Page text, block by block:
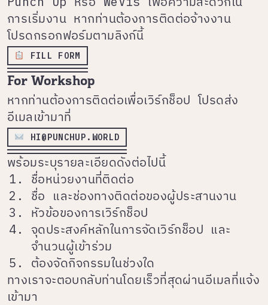
การเริ่มงาน หากท่านต้องการติดต่อจ้างงาน
โปรดกรอกฟอร์มตามลิงก์นี้
FILL FORM
For Workshop
หากท่านต้องการติดต่อเพื่อเวิร์กช็อป โปรดส่ง
อีเมลเข้ามาที่
HI@PUNCHUP.WORLD
พร้อมระบุรายละเอียดดังต่อไปนี้
ชื่อหน่วยงานที่ติดต่อ
ชื่อ และช่องทางติดต่อของผู้ประสานงาน
หัวข้อของการเวิร์กช็อป
จุดประสงค์หลักในการจัดเวิร์กช็อป และ
จำนวนผู้เข้าร่วม
ต้องจัดกิจกรรมในช่วงใด
ทางเราจะตอบกลับท่านโดยเร็วที่สุดผ่านอีเมลที่แจ้ง
เข้ามา